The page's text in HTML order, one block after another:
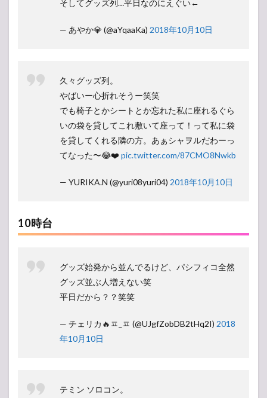
そしてグッズ列…平日なのにえぐい←
— あやか💎 (@aYqaaKa) 2018年10月10日
久々グッズ列。
やばいー心折れそうー笑笑
でも椅子とかシートとか忘れた私に座れるぐら
いの袋を貸してこれ敷いて座って！って私に袋
を貸してくれる隣の方。あぁシャヲルだわーっ
てなった〜😂❤️ pic.twitter.com/87CMO8Nwkb
— YURIKA.N (@yuri08yuri04) 2018年10月10日
10時台
グッズ始発から並んでるけど、パシフィコ全然
グッズ並ぶ人増えない笑
平日だから？？笑笑
— チェリカ🔥ㅍ_ㅍ (@UJgfZobDB2tHq2I) 2018
年10月10日
テミン ソロコン。